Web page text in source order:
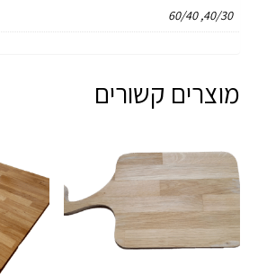
40/30, 60/40
מוצרים קשורים